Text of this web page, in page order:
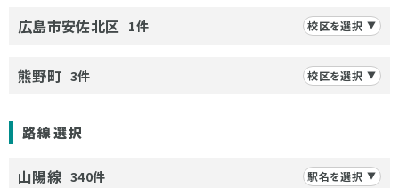
広島市安佐北区 1件 校区を選択
熊野町 3件 校区を選択
路線選択
山陽線 340件 駅名を選択